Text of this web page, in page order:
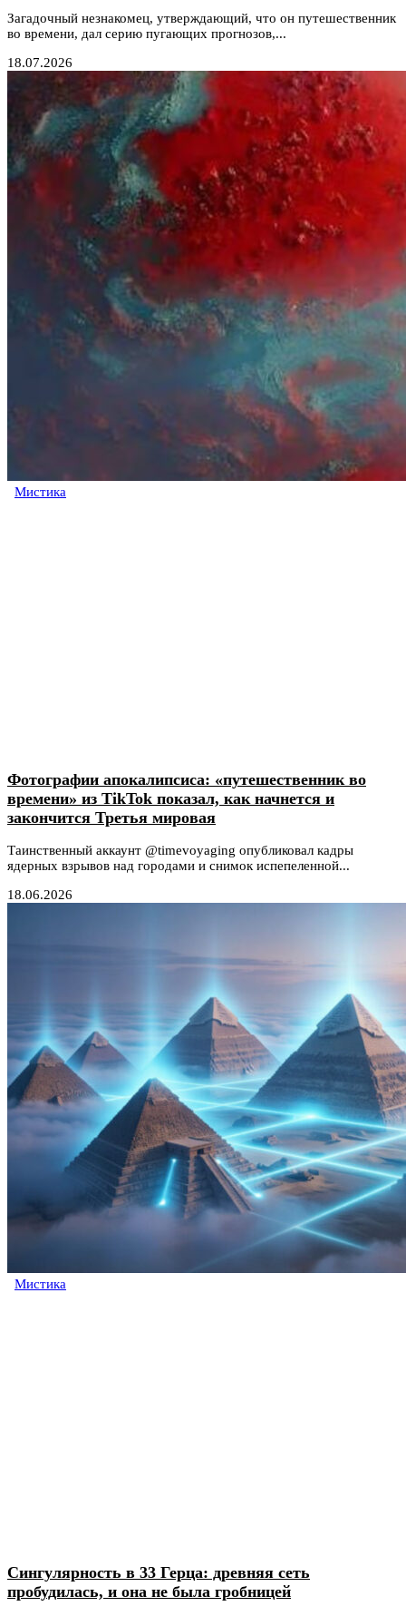
Загадочный незнакомец, утверждающий, что он путешественник
во времени, дал серию пугающих прогнозов,...
18.07.2026
Мистика
Фотографии апокалипсиса: «путешественник во
времени» из TikTok показал, как начнется и
закончится Третья мировая
Таинственный аккаунт @timevoyaging опубликовал кадры
ядерных взрывов над городами и снимок испепеленной...
18.06.2026
Мистика
Сингулярность в 33 Герца: древняя сеть
пробудилась, и она не была гробницей